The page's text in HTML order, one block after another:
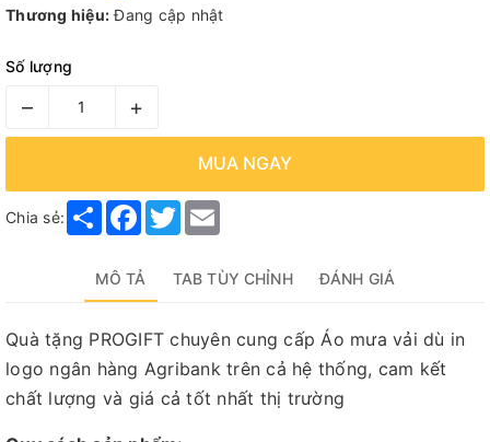
Thương hiệu: Đang cập nhật
Số lượng
– +
MUA NGAY
Chia sẻ: Share Facebook
Twitter
MÔ TẢ TAB TÙY CHỈNH ĐÁNH GIÁ
Quà tặng PROGIFT chuyên cung cấp Áo mưa vải dù in
logo ngân hàng Agribank trên cả hệ thống, cam kết
chất lượng và giá cả tốt nhất thị trường